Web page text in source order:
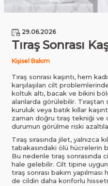
29.06.2026
Tıraş Sonrası
Kişisel Bakım
Tıraş sonrası kaşıntı, hem
karşılaşılan cilt
koltuk altı, bacak ve bikini
alanlarda görülebilir.
kuruluk veya batık kıllar
zaman doğru tıraş tekniği ve
durumun görülme riski
Tıraş sırasında jilet, yalnızca
tabakasındaki ölü hücrelerin
Bu nedenle tıraş sonrasında
hale gelebilir. Cilt tipine
tıraş sonrası bakım
de cildin daha konforlu